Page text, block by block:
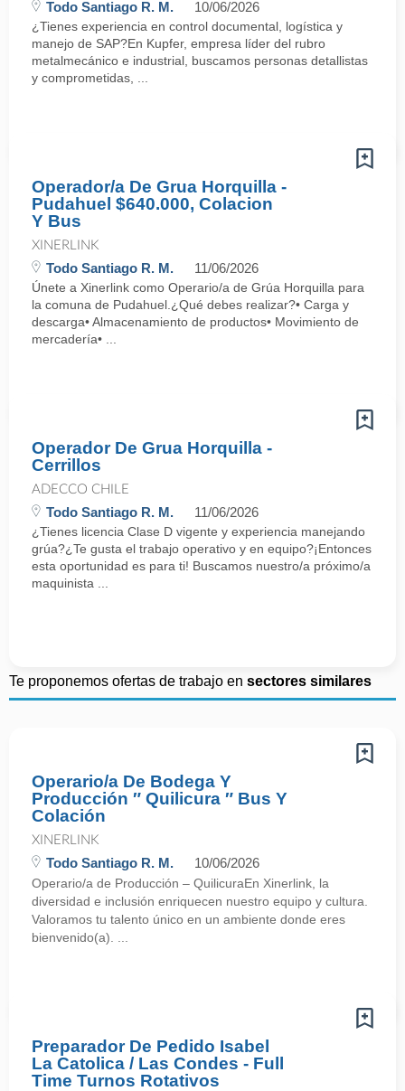
Todo Santiago R. M. 10/06/2026
¿Tienes experiencia en control documental, logística y
manejo de SAP?En Kupfer, empresa líder del rubro
metalmecánico e industrial, buscamos personas detallistas
y comprometidas, ...
Operador/a De Grua Horquilla -
Pudahuel $640.000, Colacion
Y Bus
XINERLINK
Todo Santiago R. M. 11/06/2026
Únete a Xinerlink como Operario/a de Grúa Horquilla para
la comuna de Pudahuel.¿Qué debes realizar?• Carga y
descarga• Almacenamiento de productos• Movimiento de
mercadería• ...
Operador De Grua Horquilla -
Cerrillos
ADECCO CHILE
Todo Santiago R. M. 11/06/2026
¿Tienes licencia Clase D vigente y experiencia manejando
grúa?¿Te gusta el trabajo operativo y en equipo?¡Entonces
esta oportunidad es para ti! Buscamos nuestro/a próximo/a
maquinista ...
Te proponemos ofertas de trabajo en sectores similares
Operario/a De Bodega Y
Producción ″ Quilicura ″ Bus Y
Colación
XINERLINK
Todo Santiago R. M. 10/06/2026
Operario/a de Producción – QuilicuraEn Xinerlink, la
diversidad e inclusión enriquecen nuestro equipo y cultura.
Valoramos tu talento único en un ambiente donde eres
bienvenido(a). ...
Preparador De Pedido Isabel
La Catolica / Las Condes - Full
Time Turnos Rotativos